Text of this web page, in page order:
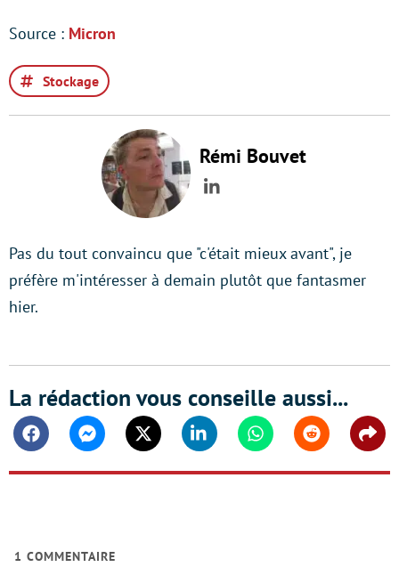
Source : Micron
Stockage
Rémi Bouvet
LinkedIn
Pas du tout convaincu que "c'était mieux avant", je
préfère m'intéresser à demain plutôt que fantasmer
hier.
La rédaction vous conseille aussi...
FacebookMessengerTwitter Linkedin WhatsappReddit
1 COMMENTAIRE